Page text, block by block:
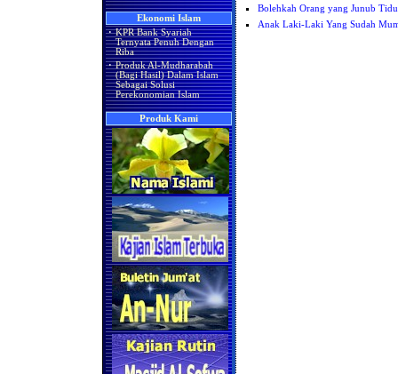
Ekonomi Islam
· KPR Bank Syariah
Ternyata Penuh Dengan
Riba
· Produk Al-Mudharabah
(Bagi Hasil) Dalam Islam
Sebagai Solusi
Perekonomian Islam
Produk Kami
Bolehkah Orang yang Junub
Anak Laki-Laki Yang Sudah